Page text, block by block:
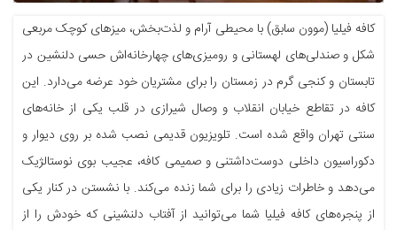
کافه فیلیا (موون سابق) با محیطی آرام و لذت‌بخش، میزهای کوچک مربعی
شکل و صندلی‌های لهستانی و رومیزی‌های چهارخانه‌اش حسی دلنشین در
تابستان و کنجی گرم در زمستان را برای مشتریان خود عرضه می‌دارد. این
کافه در تقاطع خیابان انقلاب و وصال شیرازی در قلب یکی از خانه‌های
سنتی تهران واقع شده است. تلویزیون قدیمی نصب شده بر روی دیوار و
دکوراسیون داخلی دوست‌داشتنی و صمیمی کافه، عجیب بوی نوستالژیک
می‌دهد و خاطرات زیادی را برای شما زنده می‌کند. با نشستن در کنار یکی
از پنجره‌های کافه فیلیا شما می‌توانید از آفتاب دلنشینی که خودش را از